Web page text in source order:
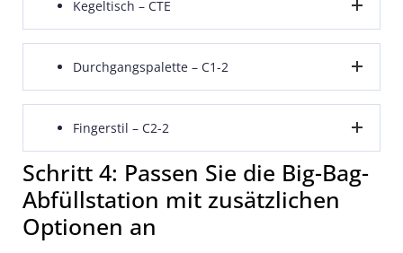
Kegeltisch – CTE
Durch periodisches Absenken des Beutels auf einen
vibrierenden Kegeltisch wird Vibrationsenergie direkt
in das Material im Beutel eingeleitet. DerCTE-
Methodebietetmaximale Verdichtung, was
besonders beim Abfüllen schwer zu entlüftender
Materialien nützlich ist. Dies liegt daran, dass die
Kegeltischverdichtung jedes Material schneller
verdichtet als Durchpalettenfüller, wenn die
Sackfüllrate maximiert werden muss.
Durchgangspalette – C1-2
Bei dieser Methode wird Vibrationsenergie effektiv
durch die Palette und direkt in den Big-Bag
übertragen. Diese Technik beinhaltetMontage der
Vibrationsausrüstung auf der Palette selbstDies
ermöglicht eine direktere und kraftvollere
Energieübertragung.
Fingerstil – C2-2
Vibrationsstäbe oder Finger sind durch das Einfüll-
Förderbandsystem angehoben
um eine gründliche
Palettenverdichtung der auf einer Palette stehenden
Säcke zu ermöglichen.
Schritt 4: Passen Sie die Big-Bag-
Abfüllstation mit zusätzlichen
Optionen an